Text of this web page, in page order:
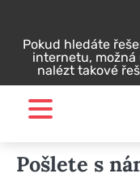
contentPokud hledáte
internetu, možná
nalézt takové
Pošlete s